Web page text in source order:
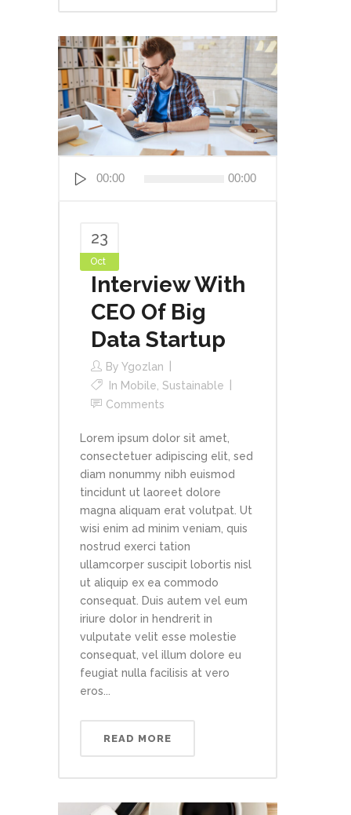
Player
00:00 00:00
23
Oct
Interview With
CEO Of Big
Data Startup
By Ygozlan
In Mobile, Sustainable
Comments
Lorem ipsum dolor sit amet,
consectetuer adipiscing elit, sed
diam nonummy nibh euismod
tincidunt ut laoreet dolore
magna aliquam erat volutpat. Ut
wisi enim ad minim veniam, quis
nostrud exerci tation
ullamcorper suscipit lobortis nisl
ut aliquip ex ea commodo
consequat. Duis autem vel eum
iriure dolor in hendrerit in
vulputate velit esse molestie
consequat, vel illum dolore eu
feugiat nulla facilisis at vero
eros...
READ MORE